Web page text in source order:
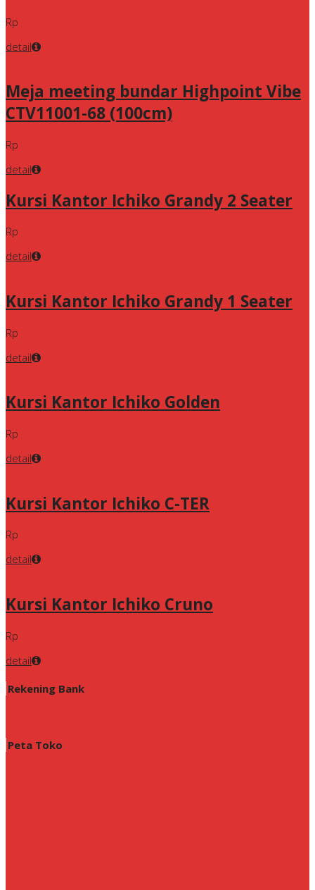
Rp
detail
Meja meeting bundar Highpoint Vibe
CTV11001-68 (100cm)
Rp
detail
Kursi Kantor Ichiko Grandy 2 Seater
Rp
detail
Kursi Kantor Ichiko Grandy 1 Seater
Rp
detail
Kursi Kantor Ichiko Golden
Rp
detail
Kursi Kantor Ichiko C-TER
Rp
detail
Kursi Kantor Ichiko Cruno
Rp
detail
Rekening Bank
Peta Toko